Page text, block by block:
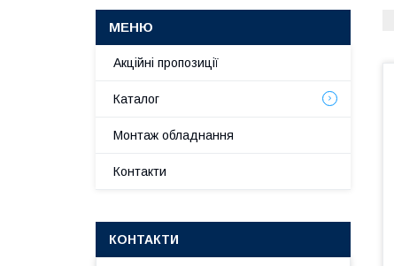
Акційні пропозиції
Каталог
Монтаж обладнання
Контакти
КОНТАКТИ